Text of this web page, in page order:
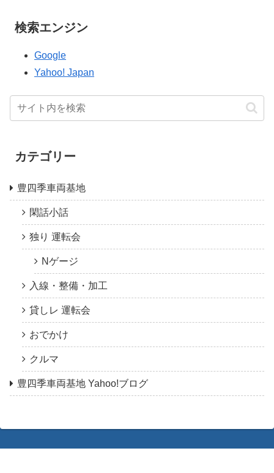
検索エンジン
Google
Yahoo! Japan
カテゴリー
豊四季車両基地
閑話小話
独り 運転会
Nゲージ
入線・整備・加工
貸しレ 運転会
おでかけ
クルマ
豊四季車両基地 Yahoo!ブログ